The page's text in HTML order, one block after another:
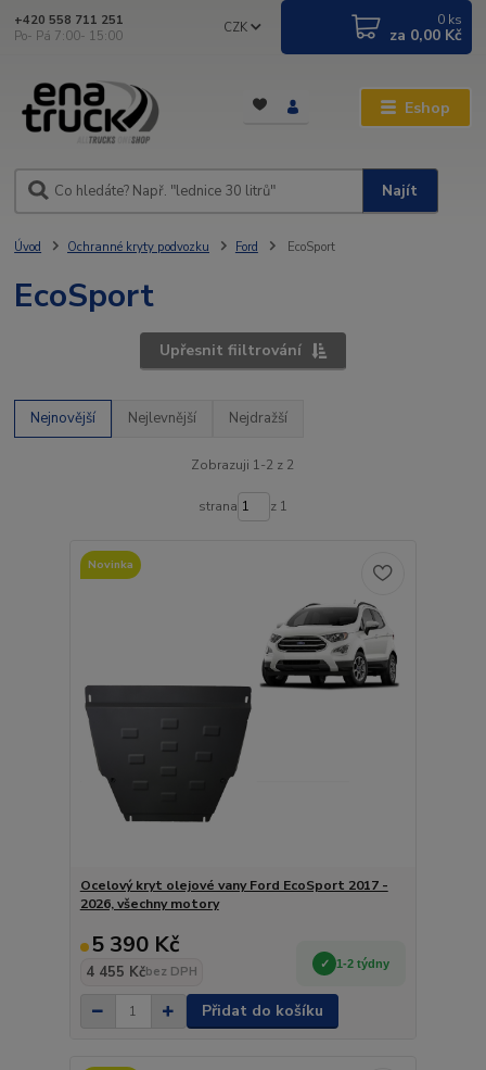
Eshop
CZK
Najít
+420 558 711 251
Po- Pá 7:00- 15:00
0 ks
za 0,00 Kč
Úvod Ochranné kryty podvozku Ford EcoSport
EcoSport
Upřesnit fiiltrování
Nejnovější Nejlevnější Nejdražší
Zobrazuji 1-2 z 2
strana z 1
Novinka
Ocelový kryt olejové vany Ford EcoSport 2017 -
2026, všechny motory
5 390 Kč
4 455 Kčbez DPH
1-2 týdny
Přidat do košíku